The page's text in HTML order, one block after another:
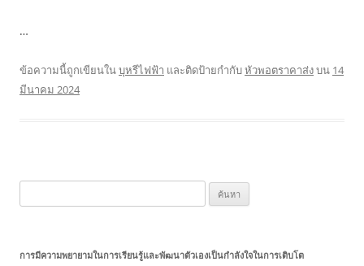
…
ข้อความนี้ถูกเขียนในบุหรีไฟฟ้า และติดป้ายกำกับหัวพอตราคาส่งบน 14
มีนาคม 2024
สำหรับ:
การมีความพยายามในการเรียนรู้และพัฒนาตัวเองเป็นกำลังใจในการเติบโต